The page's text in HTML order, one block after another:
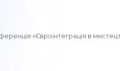
«Євроінтеграція в